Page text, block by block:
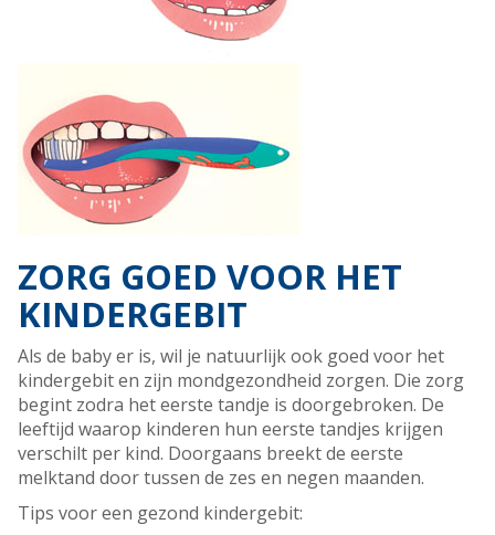
ZORG GOED VOOR HET
KINDERGEBIT
Als de baby er is, wil je natuurlijk ook goed voor het
kindergebit en zijn mondgezondheid zorgen. Die zorg
begint zodra het eerste tandje is doorgebroken. De
leeftijd waarop kinderen hun eerste tandjes krijgen
verschilt per kind. Doorgaans breekt de eerste
melktand door tussen de zes en negen maanden.
Tips voor een gezond kindergebit: